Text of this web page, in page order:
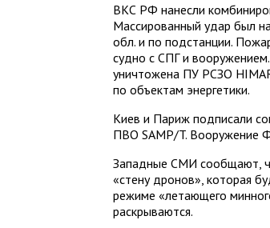
ВКС РФ нанесли
Массированный удар был
обл. и по подстанции.
судно с СПГ и
уничтожена ПУ РСЗО
по объектам энергетики.
Киев и Париж подписали
ПВО SAMP/T. Вооружение
Западные СМИ сообщают,
«стену дронов», которая
режиме «летающего
раскрываются.